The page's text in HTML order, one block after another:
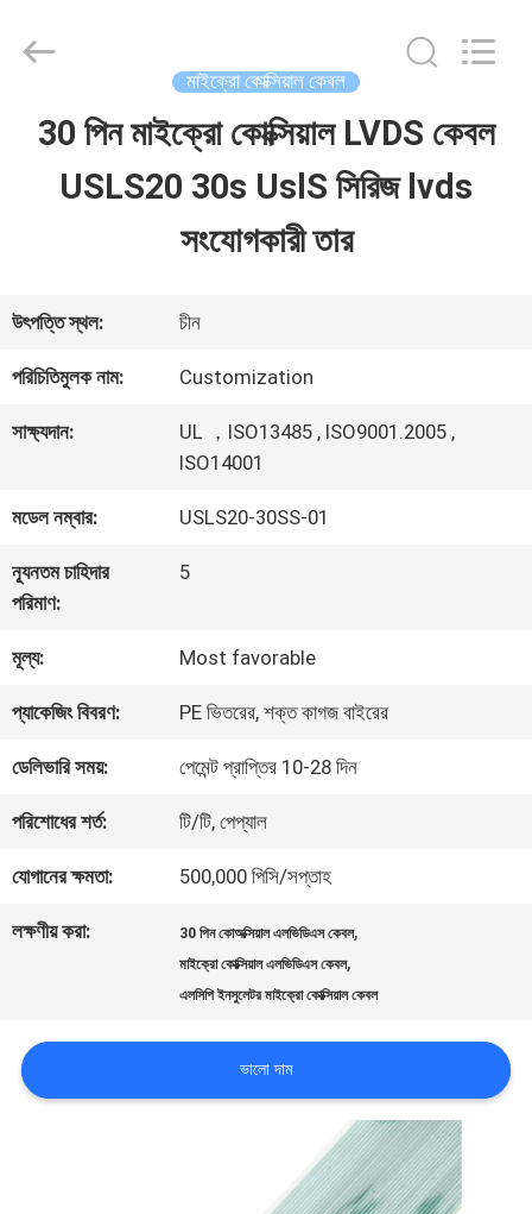
বাড়ি
ভিডিও
আমাদের
সম্বন্ধে
কারখানা
পরিদর্শন
গুণমান
নিয়ন্ত্রণ
আমাদের
সাথে
যোগাযোগ
মামলা
Media
মাইক্রো কোক্সিয়াল কেবল
30 পিন মাইক্রো কোক্সিয়াল LVDS কেবল
USLS20 30s UslS সিরিজ lvds
সংযোগকারী তার
উৎপত্তি স্থল: চীন
পরিচিতিমুলক নাম: Customization
সাক্ষ্যদান:
UL ，ISO13485 , ISO9001.2005 ,
ISO14001
মডেল নম্বার: USLS20-30SS-01
ন্যূনতম চাহিদার
পরিমাণ:
5
মূল্য: Most favorable
প্যাকেজিং বিবরণ: PE ভিতরের, শক্ত কাগজ বাইরের
ডেলিভারি সময়: পেমেন্ট প্রাপ্তির 10-28 দিন
পরিশোধের শর্ত: টি/টি, পেপ্যাল
যোগানের ক্ষমতা: 500,000 পিসি/সপ্তাহ
লক্ষণীয় করা: 30 পিন কোঅক্সিয়াল এলভিডিএস কেবল,
মাইক্রো কোক্সিয়াল এলভিডিএস কেবল,
এলসিপি ইনসুলেটর মাইক্রো কোক্সিয়াল কেবল
ভালো দাম